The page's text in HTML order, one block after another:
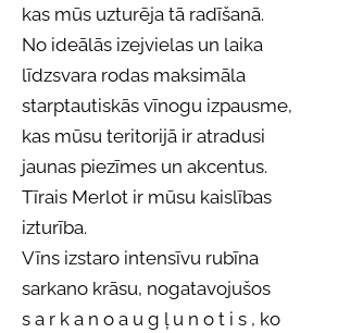
kas mūs uzturēja tā radīšanā.
No ideālās izejvielas un laika
līdzsvara rodas maksimāla
starptautiskās vīnogu izpausme,
kas mūsu teritorijā ir atradusi
jaunas piezīmes un akcentus.
Tīrais Merlot ir mūsu kaislības
izturība.
Vīns izstaro intensīvu rubīna
sarkano krāsu, nogatavojušos
s a r k a n o a u g ļ u n o t i s , ko